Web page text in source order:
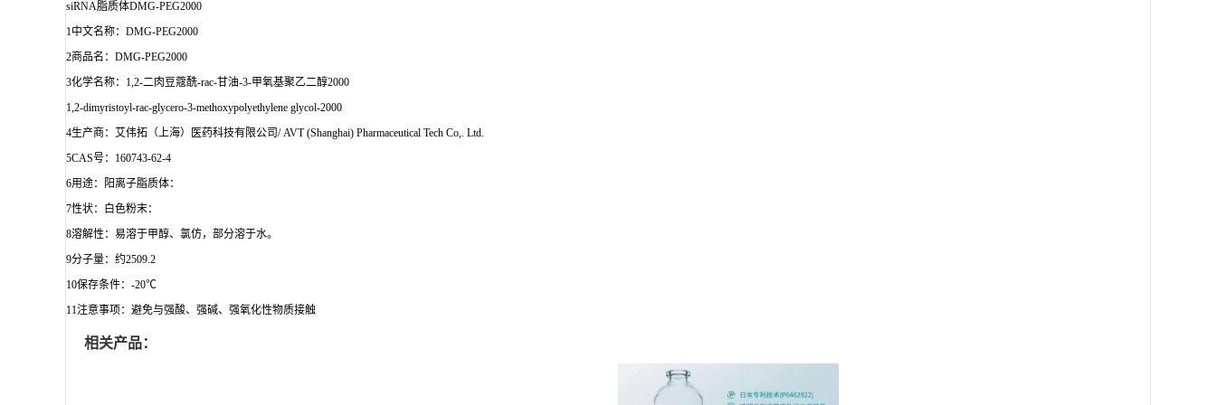
siRNA脂质体DMG-PEG2000
1中文名称：DMG-PEG2000
2商品名：DMG-PEG2000
3化学名称：1,2-二肉豆蔻酰-rac-甘油-3-甲氧基聚乙二醇2000
1,2-dimyristoyl-rac-glycero-3-methoxypolyethylene glycol-2000
4生产商：艾伟拓（上海）医药科技有限公司/ AVT (Shanghai) Pharmaceutical Tech Co,. Ltd.
5CAS号：160743-62-4
6用途：阳离子脂质体：
7性状：白色粉末：
8溶解性：易溶于甲醇、氯仿，部分溶于水。
9分子量：约2509.2
10保存条件：-20℃
11注意事项：避免与强酸、强碱、强氧化性物质接触
相关产品：